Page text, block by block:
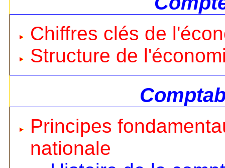
Chiffres clés de
Structure de
Principes
nationale